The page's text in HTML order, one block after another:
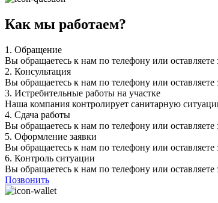
Как мы работаем?
1. Обращение
Вы обращаетесь к нам по телефону или оставляете
2. Консультация
Вы обращаетесь к нам по телефону или оставляете
3. Истребительные работы на участке
Наша компания контролирует санитарную
4. Сдача работы
Вы обращаетесь к нам по телефону или оставляете
5. Оформление заявки
Вы обращаетесь к нам по телефону или оставляете
6. Контроль ситуации
Вы обращаетесь к нам по телефону или оставляете
Позвонить